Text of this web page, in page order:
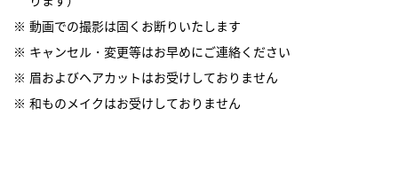
動画での撮影は固くお断りいたします
キャンセル・変更等はお早めにご連絡ください
眉およびヘアカットはお受けしておりません
和ものメイクはお受けしておりません